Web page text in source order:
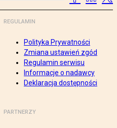
REGULAMIN
Polityka Prywatności
Zmiana ustawień zgód
Regulamin serwisu
Informacje o nadawcy
Deklaracja dostępności
PARTNERZY